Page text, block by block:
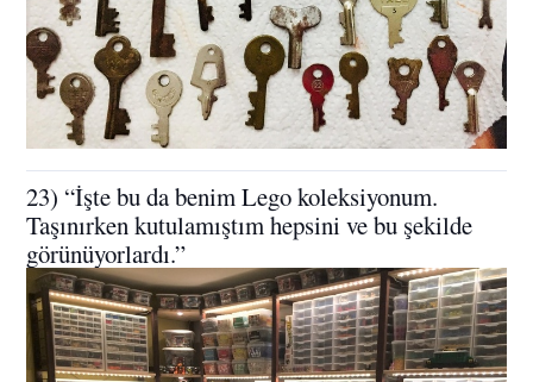
23) “İşte bu da benim Lego koleksiyonum.
Taşınırken kutulamıştım hepsini ve bu şekilde
görünüyorlardı.”